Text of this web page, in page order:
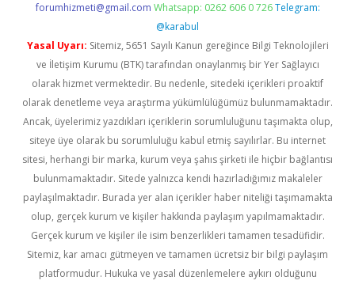
forumhizmeti@gmail.com Whatsapp: 0262 606 0 726 Telegram:
@karabul
Yasal Uyarı: Sitemiz, 5651 Sayılı Kanun gereğince Bilgi Teknolojileri
ve İletişim Kurumu (BTK) tarafından onaylanmış bir Yer Sağlayıcı
olarak hizmet vermektedir. Bu nedenle, sitedeki içerikleri proaktif
olarak denetleme veya araştırma yükümlülüğümüz bulunmamaktadır.
Ancak, üyelerimiz yazdıkları içeriklerin sorumluluğunu taşımakta olup,
siteye üye olarak bu sorumluluğu kabul etmiş sayılırlar. Bu internet
sitesi, herhangi bir marka, kurum veya şahıs şirketi ile hiçbir bağlantısı
bulunmamaktadır. Sitede yalnızca kendi hazırladığımız makaleler
paylaşılmaktadır. Burada yer alan içerikler haber niteliği taşımamakta
olup, gerçek kurum ve kişiler hakkında paylaşım yapılmamaktadır.
Gerçek kurum ve kişiler ile isim benzerlikleri tamamen tesadüfidir.
Sitemiz, kar amacı gütmeyen ve tamamen ücretsiz bir bilgi paylaşım
platformudur. Hukuka ve yasal düzenlemelere aykırı olduğunu